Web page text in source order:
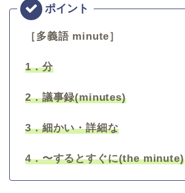
［多義語 minute］
1．分
2．議事録(minutes)
3．細かい・詳細な
4．〜するとすぐに(the minute)